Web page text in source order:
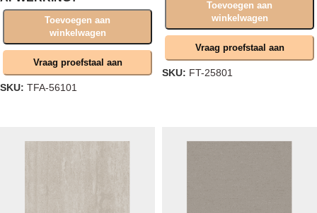
Toevoegen aan
winkelwagen
Vraag proefstaal aan
SKU: TFA-56101
Toevoegen aan
winkelwagen
Vraag proefstaal aan
SKU: FT-25801